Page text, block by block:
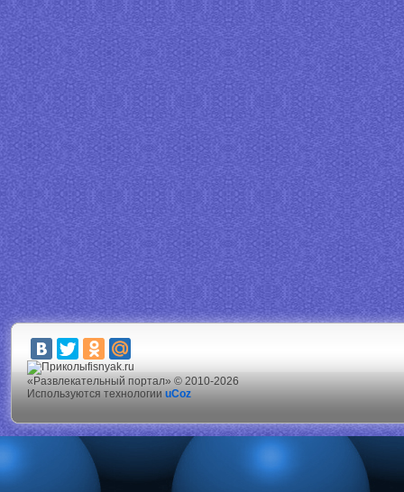
fisnyak.ru
«Развлекательный портал» © 2010-2026
Используются технологии uCoz